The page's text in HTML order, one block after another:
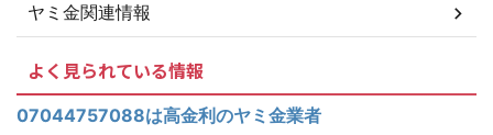
ヤミ金関連情報
よく見られている情報
07044757088は高金利のヤミ金業者